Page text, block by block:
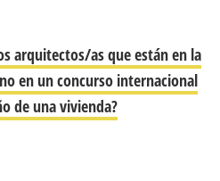
arquitectos/as que están en la
en un concurso internacional
de una vivienda?